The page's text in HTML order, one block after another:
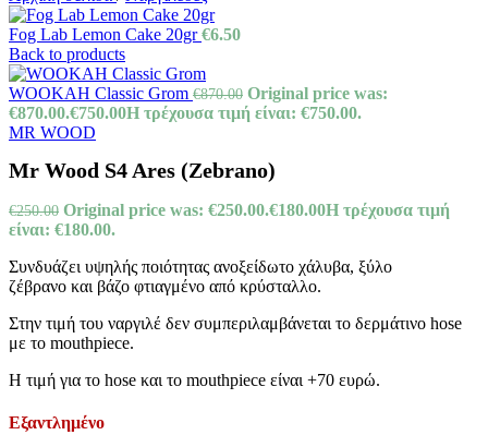
Fog Lab Lemon Cake 20gr€6.50
Back to products
WOOKAH Classic Grom €870.00 Original price was:
€870.00.€750.00Η τρέχουσα τιμή είναι: €750.00.
MR WOOD
Mr Wood S4 Ares (Zebrano)
€250.00 Original price was: €250.00.€180.00Η τρέχουσα τιμή
είναι: €180.00.
Συνδυάζει υψηλής ποιότητας ανοξείδωτο χάλυβα, ξύλο
ζέβρανο και βάζο φτιαγμένο από κρύσταλλο.
Στην τιμή του ναργιλέ δεν συμπεριλαμβάνεται το δερμάτινο hose
με το mouthpiece.
Η τιμή για το hose και το mouthpiece είναι +70 ευρώ.
Εξαντλημένο